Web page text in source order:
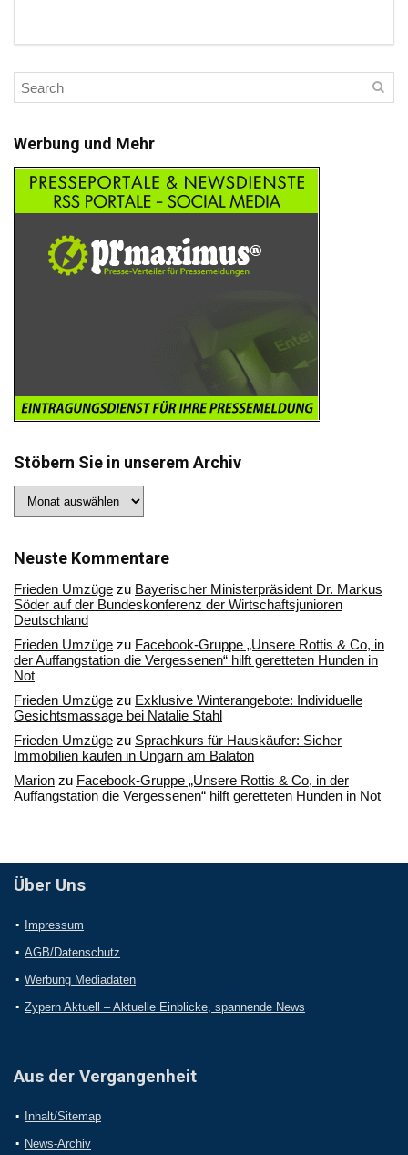
Werbung und Mehr
Stöbern Sie in unserem Archiv
Sie
Archiv
Neuste Kommentare
Frieden Umzüge zu Bayerischer Ministerpräsident Dr. Markus
Söder auf der Bundeskonferenz der Wirtschaftsjunioren
Deutschland
Frieden Umzüge zu Facebook-Gruppe „Unsere Rottis & Co, in
der Auffangstation die Vergessenen“ hilft geretteten Hunden in
Not
Frieden Umzüge zu Exklusive Winterangebote: Individuelle
Gesichtsmassage bei Natalie Stahl
Frieden Umzüge zu Sprachkurs für Hauskäufer: Sicher
Immobilien kaufen in Ungarn am Balaton
Marion zu Facebook-Gruppe „Unsere Rottis & Co, in der
Auffangstation die Vergessenen“ hilft geretteten Hunden in Not
Über Uns
Impressum
AGB/Datenschutz
Werbung Mediadaten
Zypern Aktuell – Aktuelle Einblicke, spannende News
Aus der Vergangenheit
Inhalt/Sitemap
News-Archiv